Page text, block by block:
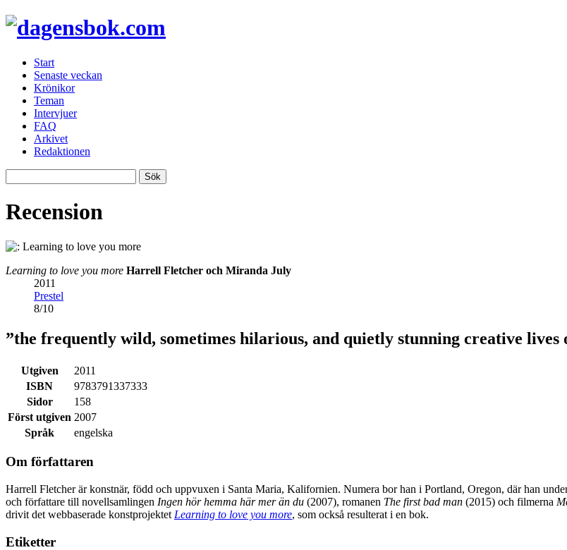
Start
Senaste veckan
Krönikor
Teman
Intervjuer
FAQ
Arkivet
Redaktionen
Recension
Learning to love you more Harrell Fletcher och Miranda July
2011
Prestel
8/10
”the frequently wild, sometimes hilarious, and quietly stunning creative
Utgiven
2011
ISBN
9783791337333
Sidor
158
Först utgiven 2007
Språk
engelska
Om författaren
Harrell Fletcher är konstnär, född och uppvuxen i Santa Maria, Kalifornien. Numera bor han i Portland, Oregon, där han
och författare till novellsamlingen Ingen hör hemma här mer än du (2007), romanen The first bad man (2015) och filmerna
drivit det webbaserade konstprojektet Learning to love you more, som också resulterat i en bok.
Etiketter